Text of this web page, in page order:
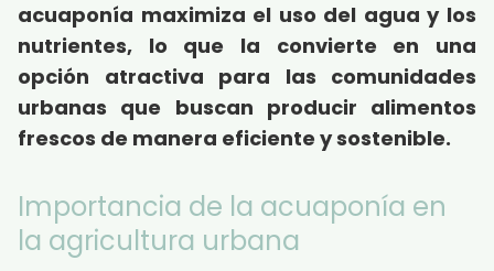
acuaponía maximiza el uso del agua y los
nutrientes, lo que la convierte en una
opción atractiva para las comunidades
urbanas que buscan producir alimentos
frescos de manera eficiente y sostenible.
Importancia de la acuaponía en
la agricultura urbana